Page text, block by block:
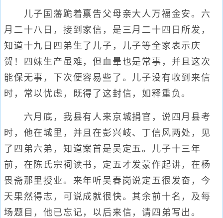
儿子国藩跪着禀告父母亲大人万福金安。六
月二十八日，接到家信，是三月二十四日所发，
知道十九日四弟生了儿子，儿子等全家表示庆
贺！四妹生产虽难，但血晕也是常事，并且这次
能保无事，下次便容易些了。儿子没有收到来信
时，常以忧虑，既得了这封信，如释重负。
六月底，我县有人来京城捐官，说四月县考
时，他在城里，并且在彭兴岐、丁信风两处，见
了四弟六弟，知道案首是吴定五。儿子十三年
前，在陈氏宗祠读书，定五才发蒙作起讲，在杨
畏斋那里授业。来年听吴春岗说定五很发奋，今
天果然得志，可说成就很快。其余前十名，及每
场题目，他已忘记，以后来信，请四弟写出。